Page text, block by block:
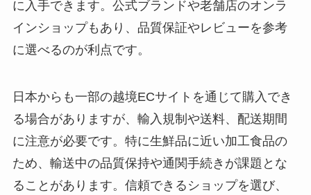
に入手できます。公式ブランドや老舗店のオンラ
インショップもあり、品質保証やレビューを参考
に選べるのが利点です。
日本からも一部の越境ECサイトを通じて購入でき
る場合がありますが、輸入規制や送料、配送期間
に注意が必要です。特に生鮮品に近い加工食品の
ため、輸送中の品質保持や通関手続きが課題とな
ることがあります。信頼できるショップを選び、